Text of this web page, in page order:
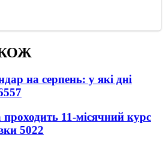
на серпень: у які дні
11-місячний курс
5022